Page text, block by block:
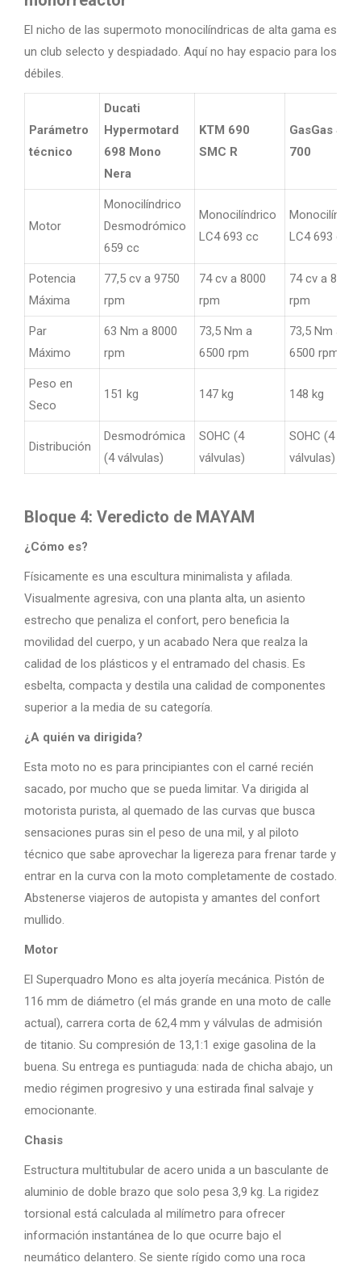
El nicho de las supermoto monocilíndricas de alta gama es
un club selecto y despiadado. Aquí no hay espacio para los
débiles.
Parámetro
técnico
Ducati
Hypermotard
698 Mono
Nera
KTM 690
SMC R
GasGas SM
700
Motor
Monocilíndrico
Desmodrómico
659 cc
Monocilíndrico
LC4 693 cc
LC4 693 cc
Potencia
Máxima
77,5 cv a 9750
rpm
74 cv a 8000
rpm
74 cv a 8000
rpm
Par
Máximo
63 Nm a 8000
rpm
73,5 Nm a
6500 rpm
73,5 Nm a
6500 rpm
Peso en
Seco
151 kg 147 kg 148 kg
Distribución
Desmodrómica
(4 válvulas)
SOHC (4
válvulas)
SOHC (4
válvulas)
Bloque 4: Veredicto de MAYAM
¿Cómo es?
Físicamente es una escultura minimalista y afilada.
Visualmente agresiva, con una planta alta, un asiento
estrecho que penaliza el confort, pero beneficia la
movilidad del cuerpo, y un acabado Nera que realza la
calidad de los plásticos y el entramado del chasis. Es
esbelta, compacta y destila una calidad de componentes
superior a la media de su categoría.
¿A quién va dirigida?
Esta moto no es para principiantes con el carné recién
sacado, por mucho que se pueda limitar. Va dirigida al
motorista purista, al quemado de las curvas que busca
sensaciones puras sin el peso de una mil, y al piloto
técnico que sabe aprovechar la ligereza para frenar tarde y
entrar en la curva con la moto completamente de costado.
Abstenerse viajeros de autopista y amantes del confort
mullido.
Motor
El Superquadro Mono es alta joyería mecánica. Pistón de
116 mm de diámetro (el más grande en una moto de calle
actual), carrera corta de 62,4 mm y válvulas de admisión
de titanio. Su compresión de 13,1:1 exige gasolina de la
buena. Su entrega es puntiaguda: nada de chicha abajo, un
medio régimen progresivo y una estirada final salvaje y
emocionante.
Chasis
Estructura multitubular de acero unida a un basculante de
aluminio de doble brazo que solo pesa 3,9 kg. La rigidez
torsional está calculada al milímetro para ofrecer
información instantánea de lo que ocurre bajo el
neumático delantero. Se siente rígido como una roca